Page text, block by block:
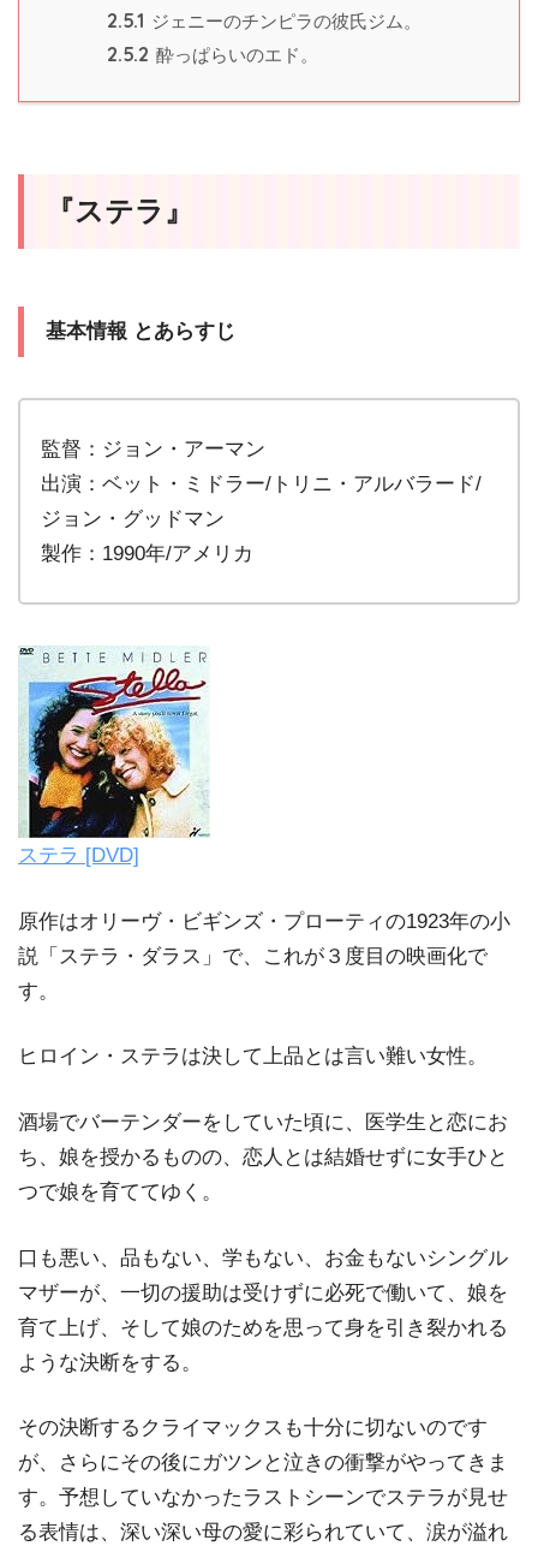
2.5.1 ジェニーのチンピラの彼氏ジム。
2.5.2 酔っぱらいのエド。
『ステラ』
基本情報 とあらすじ
監督：ジョン・アーマン
出演：ベット・ミドラー/トリニ・アルバラード/
ジョン・グッドマン
製作：1990年/アメリカ
ステラ [DVD]
原作はオリーヴ・ビギンズ・プローティの1923年の小
説「ステラ・ダラス」で、これが３度目の映画化で
す。
ヒロイン・ステラは決して上品とは言い難い女性。
酒場でバーテンダーをしていた頃に、医学生と恋にお
ち、娘を授かるものの、恋人とは結婚せずに女手ひと
つで娘を育ててゆく。
口も悪い、品もない、学もない、お金もないシングル
マザーが、一切の援助は受けずに必死で働いて、娘を
育て上げ、そして娘のためを思って身を引き裂かれる
ような決断をする。
その決断するクライマックスも十分に切ないのです
が、さらにその後にガツンと泣きの衝撃がやってきま
す。予想していなかったラストシーンでステラが見せ
る表情は、深い深い母の愛に彩られていて、涙が溢れ